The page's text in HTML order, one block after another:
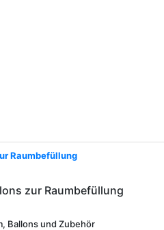
Raumbefüllung
zur Raumbefüllung
Ballons und Zubehör